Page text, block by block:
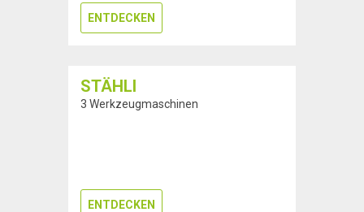
ENTDECKEN
STÄHLI
3 Werkzeugmaschinen
ENTDECKEN